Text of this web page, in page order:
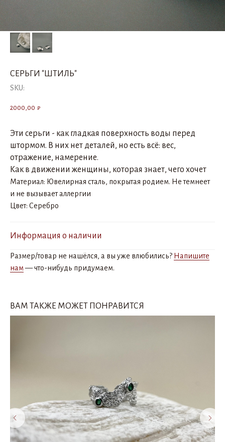
СЕРЬГИ "ШТИЛЬ"
SKU:
2000,00 ₽
Эти серьги - как гладкая поверхность воды перед
штормом. В них нет деталей, но есть всё: вес,
отражение, намерение.
Как в движении женщины, которая знает, чего хочет
Материал: Ювелирная сталь, покрытая родием. Не темнеет
и не вызывает аллергии
Цвет: Серебро
Информация о наличии
Размер/товар не нашёлся, а вы уже влюбились? Напишите
нам— что-нибудь придумаем.
ВАМ ТАКЖЕ МОЖЕТ ПОНРАВИТСЯ